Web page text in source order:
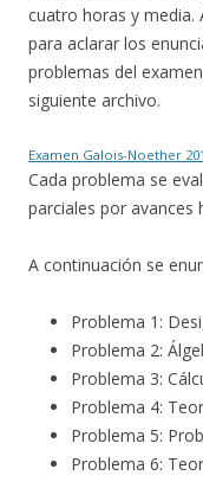
cuatro horas y media.
para aclarar los
problemas del
siguiente archivo.
Examen Galois-Noether
Cada problema se
parciales por avances
A continuación se
Problema 1:
Problema 2:
Problema 3:
Problema 4:
Problema 5:
Problema 6: